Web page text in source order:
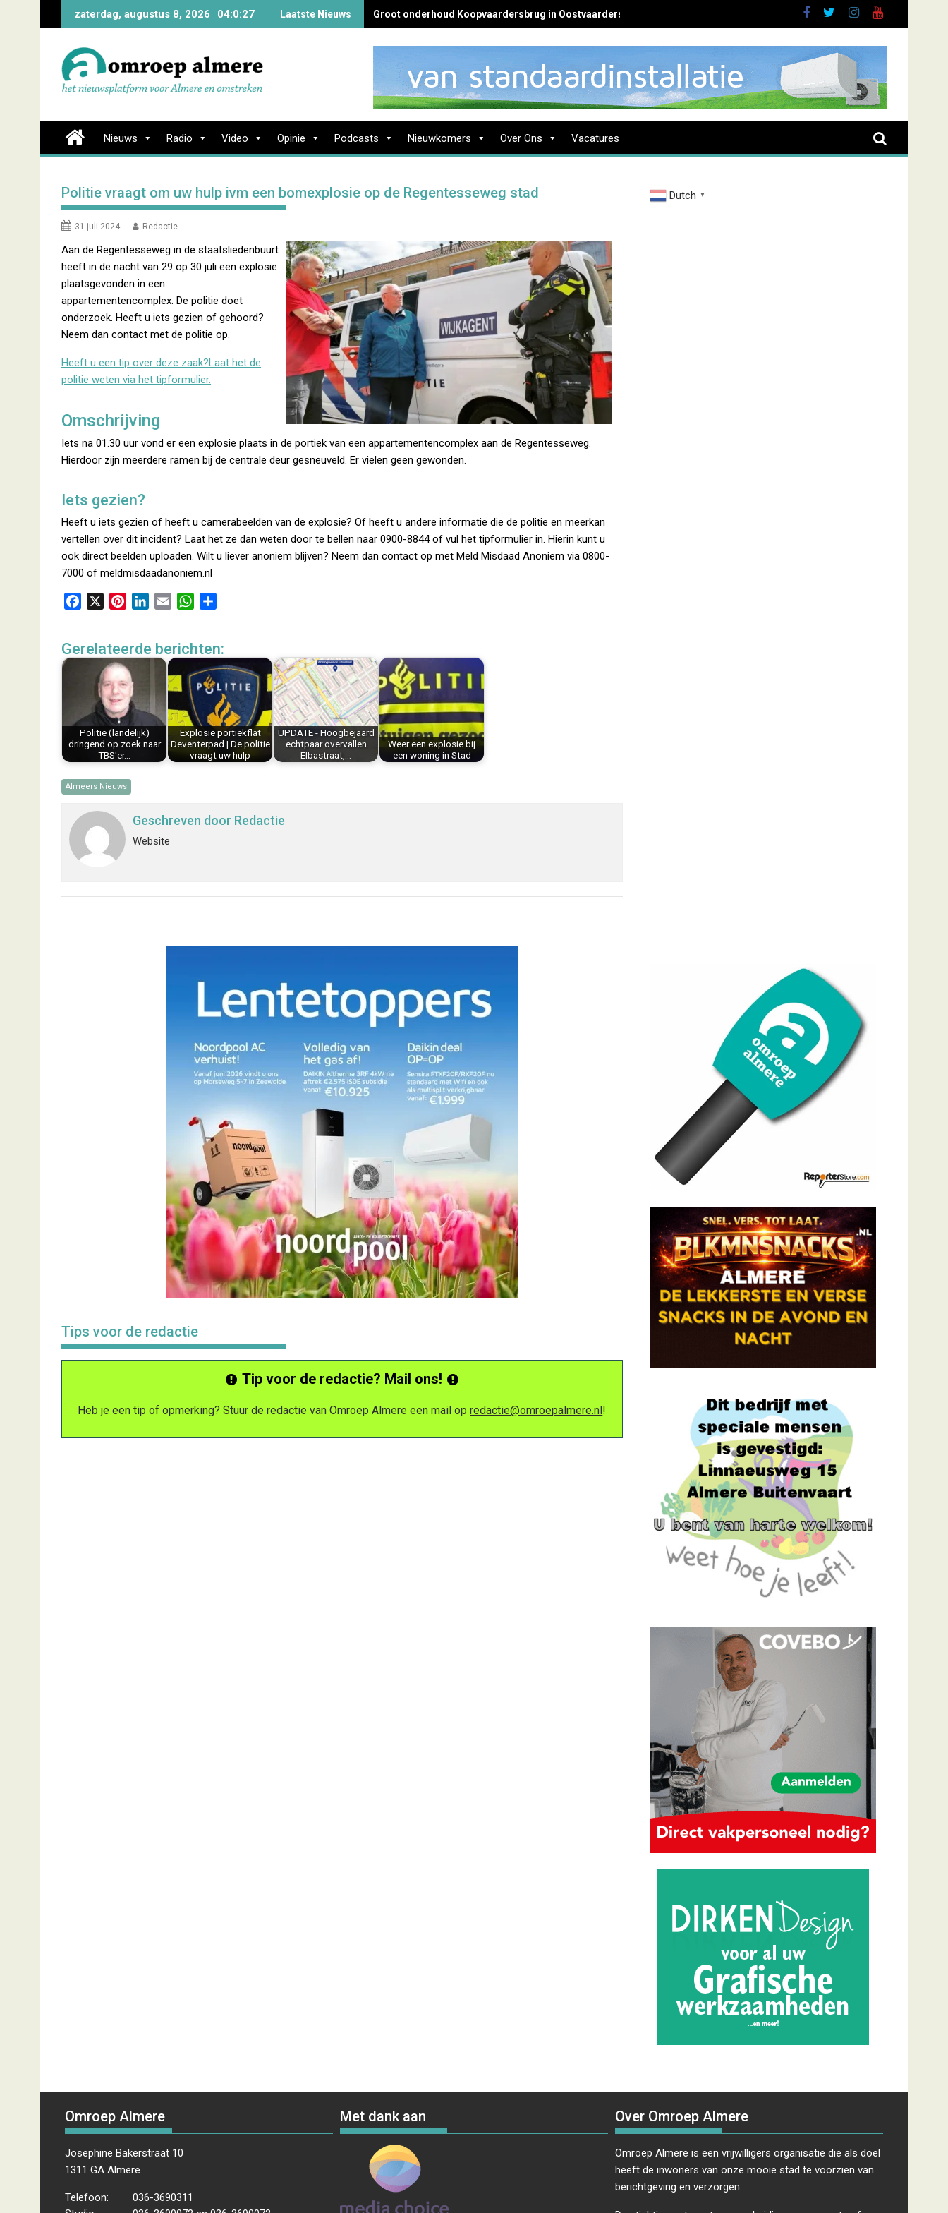
zaterdag, augustus 8, 2026 04:0:27 Laatste Nieuws Groot onderhoud Koopvaardersbrug in Oostvaardersbuurt
Nieuws Radio Video Opinie Podcasts Nieuwkomers Over Ons Vacatures
Politie vraagt om uw hulp ivm een bomexplosie op de Regentesseweg stad
31 juli 2024 Redactie
Aan de Regentesseweg in de staatsliedenbuurt
heeft in de nacht van 29 op 30 juli een explosie
plaatsgevonden in een
appartementencomplex. De politie doet
onderzoek. Heeft u iets gezien of gehoord?
Neem dan contact met de politie op.
Heeft u een tip over deze zaak?Laat het de
politie weten via het tipformulier.
Omschrijving
Iets na 01.30 uur vond er een explosie plaats in de portiek van een appartementencomplex aan de Regentesseweg.
Hierdoor zijn meerdere ramen bij de centrale deur gesneuveld. Er vielen geen gewonden.
Iets gezien?
Heeft u iets gezien of heeft u camerabeelden van de explosie? Of heeft u andere informatie die de politie en meerkan
vertellen over dit incident? Laat het ze dan weten door te bellen naar 0900-8844 of vul het tipformulier in. Hierin kunt u
ook direct beelden uploaden. Wilt u liever anoniem blijven? Neem dan contact op met Meld Misdaad Anoniem via 0800-
7000 of meldmisdaadanoniem.nl
e
k
t
e
r
e
s
t
k
n
i
W
t
s
A
p
p
e
n
Gerelateerde berichten:
Politie (landelijk)
dringend op zoek naar
TBS'er…
Explosie portiekflat
Deventerpad | De politie
vraagt uw hulp
UPDATE - Hoogbejaard
echtpaar overvallen
Elbastraat,…
Weer een explosie bij
een woning in Stad
Almeers Nieuws
Geschreven door Redactie
Website
Tips voor de redactie
Tip voor de redactie? Mail ons!
Heb je een tip of opmerking? Stuur de redactie van Omroep Almere een mail opredactie@omroepalmere.nl!
Dutch ▼
Omroep Almere
Josephine Bakerstraat 10
1311 GA Almere
Telefoon:
036-3690311
Met dank aan Over Omroep Almere
Omroep Almere is een vrijwilligers organisatie die als doel
heeft de inwoners van onze mooie stad te voorzien van
berichtgeving en verzorgen.